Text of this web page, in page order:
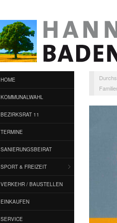
HOME
KOMMUNALWAHL
BEZIRKSRAT 11
TERMINE
SANIERUNGSBEIRAT
SPORT & FREIZEIT
VERKEHR / BAUSTELLEN
EINKAUFEN
SERVICE